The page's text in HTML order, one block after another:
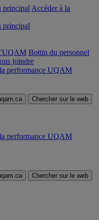
principal Accéder à la
principal
Bottin du personnel
joindre
la performance UQAM
Chercher sur le web
la performance UQAM
Chercher sur le web